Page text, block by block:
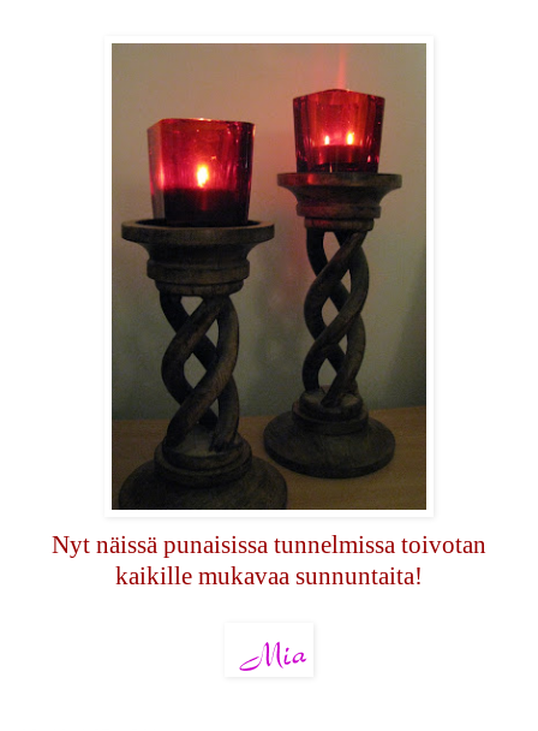
Nyt näissä punaisissa tunnelmissa toivotan
kaikille mukavaa sunnuntaita!